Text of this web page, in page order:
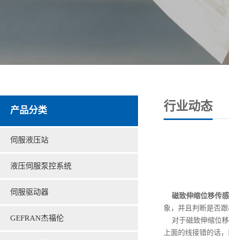
产品分类
伺服液压站
液压伺服泵控系统
伺服驱动器
GEFRAN杰福伦
行业动态
磁致伸缩位移传
象，并且判断是否
对于磁致伸缩位移
上面的线接错的话